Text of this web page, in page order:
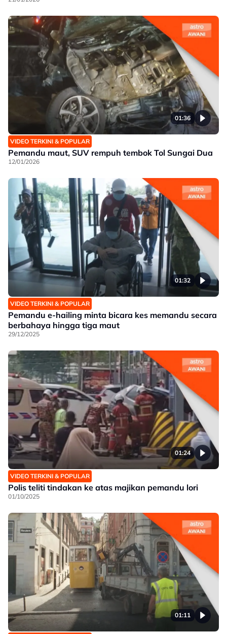
01:36
VIDEO TERKINI & POPULAR
Pemandu maut, SUV rempuh tembok Tol Sungai Dua
12/01/2026
01:32
VIDEO TERKINI & POPULAR
Pemandu e-hailing minta bicara kes memandu secara
berbahaya hingga tiga maut
29/12/2025
01:24
VIDEO TERKINI & POPULAR
Polis teliti tindakan ke atas majikan pemandu lori
01/10/2025
01:11